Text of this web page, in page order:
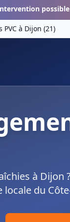
PVC à Dijon (21)
à Dijon
locale du